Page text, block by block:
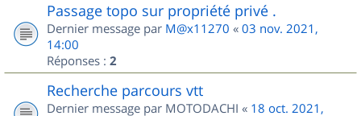
Passage topo sur propriété privé .
Dernier message par M@x11270 « 03 nov. 2021,
14:00
Réponses : 2
Recherche parcours vtt
Dernier message par MOTODACHI « 18 oct. 2021,